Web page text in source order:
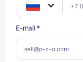
E-mail *